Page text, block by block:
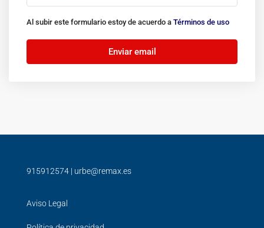
Al subir este formulario estoy de acuerdo a Términos de uso
Enviar email
915912574 | urbe@remax.es
Aviso Legal